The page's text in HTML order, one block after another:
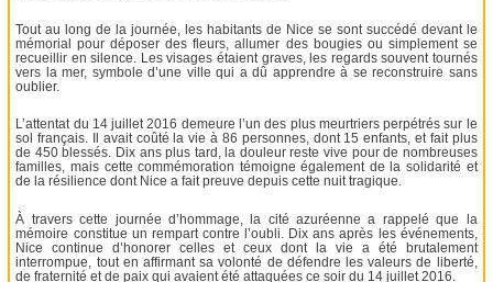
Tout au long de la journée, les habitants de Nice se sont succédé devant le
mémorial pour déposer des fleurs, allumer des bougies ou simplement se
recueillir en silence. Les visages étaient graves, les regards souvent tournés
vers la mer, symbole d’une ville qui a dû apprendre à se reconstruire sans
oublier.
L’attentat du 14 juillet 2016 demeure l’un des plus meurtriers perpétrés sur le
sol français. Il avait coûté la vie à 86 personnes, dont 15 enfants, et fait plus
de 450 blessés. Dix ans plus tard, la douleur reste vive pour de nombreuses
familles, mais cette commémoration témoigne également de la solidarité et
de la résilience dont Nice a fait preuve depuis cette nuit tragique.
À travers cette journée d’hommage, la cité azuréenne a rappelé que la
mémoire constitue un rempart contre l’oubli. Dix ans après les événements,
Nice continue d’honorer celles et ceux dont la vie a été brutalement
interrompue, tout en affirmant sa volonté de défendre les valeurs de liberté,
de fraternité et de paix qui avaient été attaquées ce soir du 14 juillet 2016.